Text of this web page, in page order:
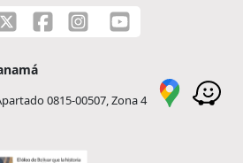
0815-00507, Zona 4